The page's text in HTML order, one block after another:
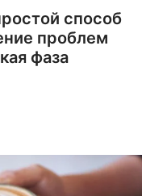
способ
проблем
фаза